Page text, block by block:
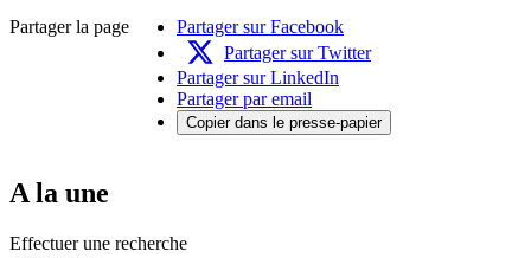
Partager la page
Partager sur Facebook
Partager sur Twitter
Partager sur LinkedIn
Partager par email
Copier dans le presse-papier
A la une
Effectuer une recherche